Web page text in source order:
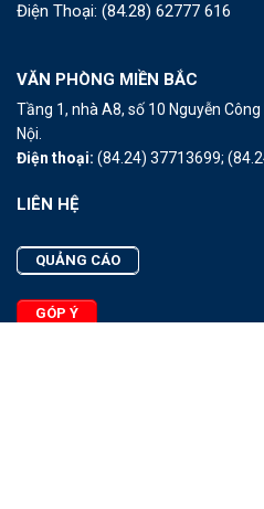
Điện Thoại: (84.28) 62777 616
VĂN PHÒNG MIỀN BẮC
Tầng 1, nhà A8, số 10 Nguyễn
Nội.
Điện thoại: (84.24) 37713699;
LIÊN HỆ
QUẢNG CÁO
GÓP Ý